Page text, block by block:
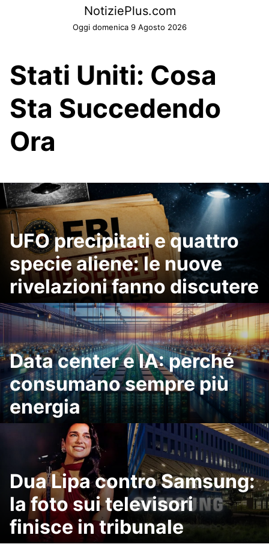
NotiziePlus.com
Oggi domenica 9 Agosto 2026
Stati Uniti: Cosa
Sta Succedendo
Ora
UFO precipitati e quattro
specie aliene: le nuove
rivelazioni fanno discutere
Data center e IA: perché
consumano sempre più
energia
Dua Lipa contro Samsung:
la foto sui televisori
finisce in tribunale